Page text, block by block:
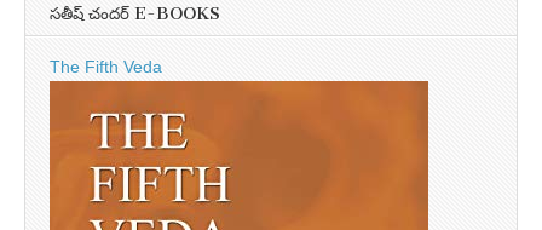
సతీష్ చందర్ E-BOOKS
The Fifth Veda